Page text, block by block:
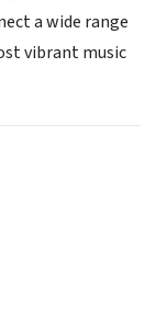
a wide range
vibrant music